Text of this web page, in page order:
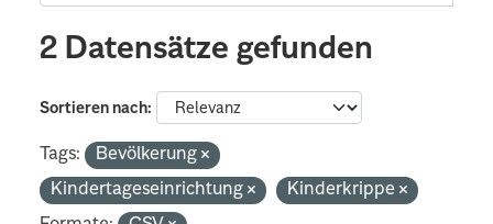
2 Datensätze gefunden
Sortieren nach
Tags:
Bevölkerung
Kindertageseinrichtung
Kinderkrippe